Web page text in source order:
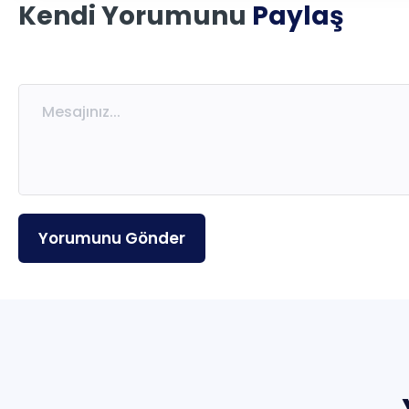
Ücretsiz Kaynaklar
Eğitmenlerimiz
İletişim
Kendi Yorumunu Paylaş
Yorumunu Gönder